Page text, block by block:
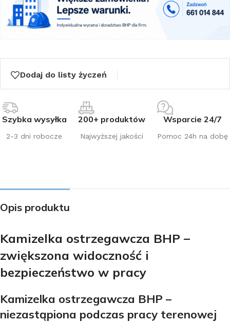
Dodaj do listy życzeń
Szybka wysyłka
2-3 dni robocze
200+ produktów
Najwyższej jakości
Wsparcie 24/7
Pomoc 24h na dobę
Opis produktu
Kamizelka ostrzegawcza BHP –
zwiększona widoczność i
bezpieczeństwo w pracy
Kamizelka ostrzegawcza BHP –
niezastąpiona podczas pracy terenowej